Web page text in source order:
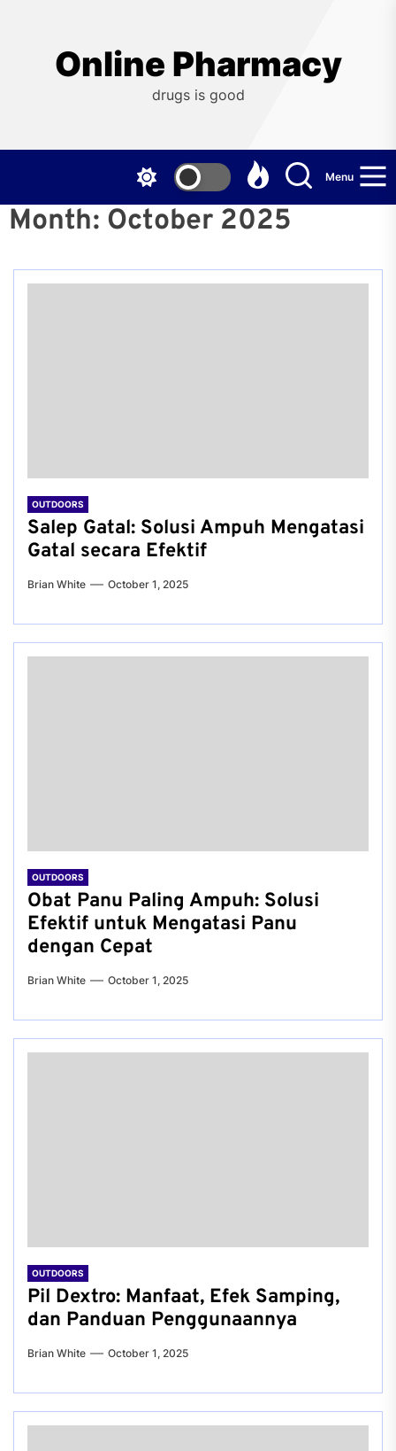
Online Pharmacy
drugs is good
Menu
Month: October 2025
OUTDOORS
Salep Gatal: Solusi Ampuh Mengatasi
Gatal secara Efektif
Brian White October 1, 2025
OUTDOORS
Obat Panu Paling Ampuh: Solusi
Efektif untuk Mengatasi Panu
dengan Cepat
Brian White October 1, 2025
OUTDOORS
Pil Dextro: Manfaat, Efek Samping,
dan Panduan Penggunaannya
Brian White October 1, 2025